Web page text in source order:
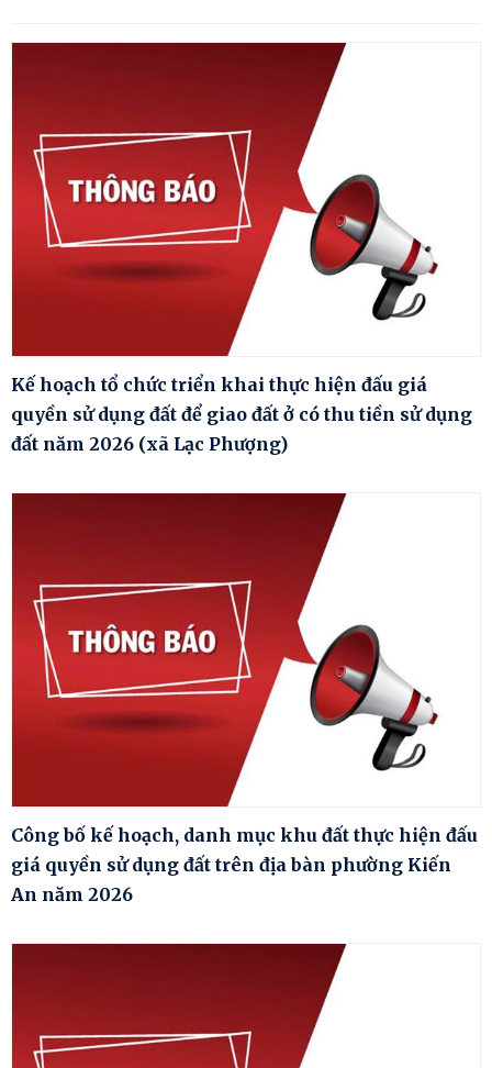
Kế hoạch tổ chức triển khai thực hiện đấu giá
quyền sử dụng đất để giao đất ở có thu tiền sử dụng
đất năm 2026 (xã Lạc Phượng)
Công bố kế hoạch, danh mục khu đất thực hiện đấu
giá quyền sử dụng đất trên địa bàn phường Kiến
An năm 2026